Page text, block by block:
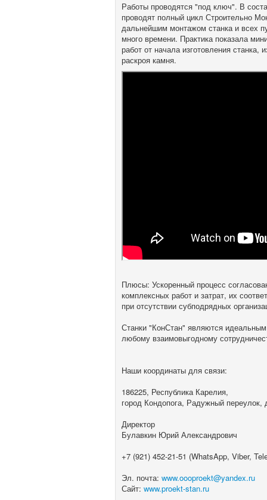
Работы проводятся "под ключ". В
проводят полный цикл Строительно
дальнейшим монтажом станка и всех
много времени. Практика показала
работ от начала изготовления
раскроя камня.
Плюсы: Ускоренный процесс
комплексных работ и затрат, их
при отсутствии субподрядных
Станки "КонСтан" являются
любому взаимовыгодному
Наши координаты для связи:
186225, Республика Карелия,
город Кондопога, Радужный переулок,
Директор
Булавкин Юрий Александрович
+7 (921) 452-21-51 (WhatsApp, Viber,
Эл. почта:www.oooproekt@yandex.ru
Сайт:www.proekt-stan.ru